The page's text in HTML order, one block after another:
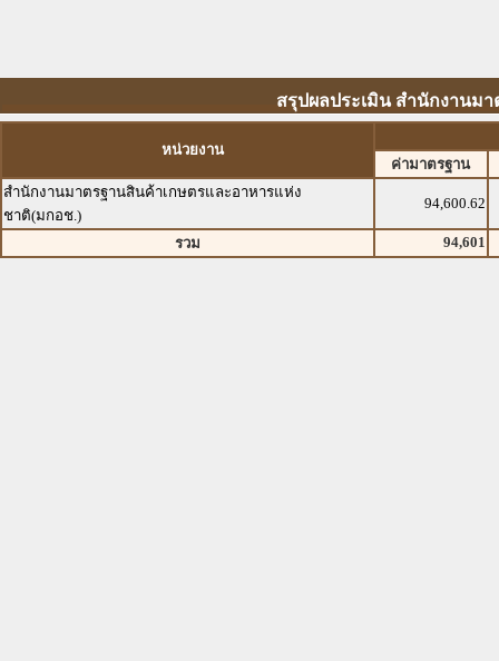
สรุปผลประเมิน สำนักงานม
หน่วยงาน
ค่ามาตรฐาน
สำนักงานมาตรฐานสินค้าเกษตรและอาหารแห่ง
ชาติ(มกอช.)
94,600.62
รวม 94,601